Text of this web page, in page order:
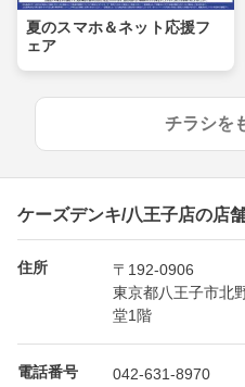
夏のスマホ＆ネット応援フ
ェア
チラシを
ケーズデンキ/八王子店の店
住所
〒192-0906
東京都八王子市北
堂1階
電話番号 042-631-8970